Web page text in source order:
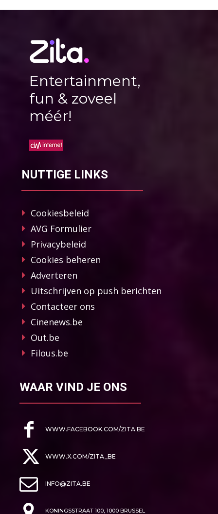
Entertainment,
fun & zoveel
méér!
NUTTIGE LINKS
Cookiesbeleid
AVG Formulier
Privacybeleid
Cookies beheren
Adverteren
Uitschrijven op push berichten
Contacteer ons
Cinenews.be
Out.be
Filous.be
WAAR VIND JE ONS
WWW.FACEBOOK.COM/ZITA.BE
WWW.X.COM/ZITA_BE
INFO@ZITA.BE
KONINGSSTRAAT 100, 1000 BRUSSEL